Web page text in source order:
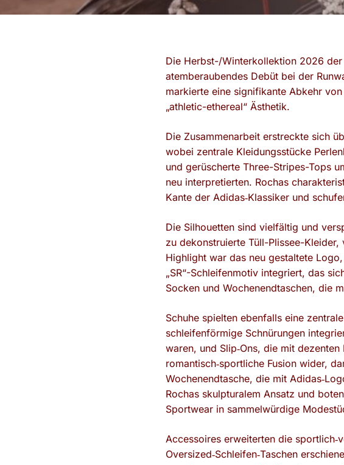
Die Herbst-/Winterkollektion 2026
atemberaubendes Debüt bei der
markierte eine signifikante Abkehr
„athletic-ethereal“ Ästhetik.
Die Zusammenarbeit erstreckte sich
wobei zentrale Kleidungsstücke
und gerüscherte Three-Stripes-Tops
neu interpretierten. Rochas
Kante der Adidas‑Klassiker und
Die Silhouetten sind vielfältig und
zu dekonstruierte Tüll-Plissee-
Highlight war das neu gestaltete
„SR“-Schleifenmotiv integriert, das
Socken und Wochenendtaschen, die
Schuhe spielten ebenfalls eine
schleifenförmige Schnürungen
waren, und Slip‑Ons, die mit
romantisch‑sportliche Fusion wider,
Wochenendtasche, die mit
Rochas skulpturalem Ansatz und
Sportwear in sammelwürdige
Accessoires erweiterten die
Oversized‑Schleifen‑Taschen